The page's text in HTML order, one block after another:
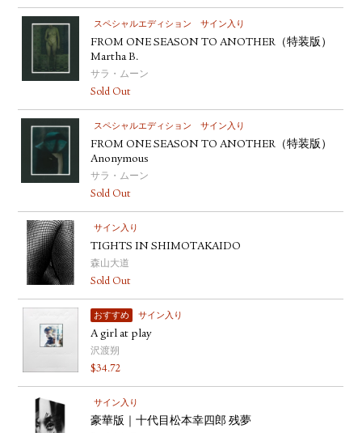
スペシャルエディション サイン入り
FROM ONE SEASON TO ANOTHER（特装版）
Martha B.
サラ・ムーン
Sold Out
スペシャルエディション サイン入り
FROM ONE SEASON TO ANOTHER（特装版）
Anonymous
サラ・ムーン
Sold Out
サイン入り
TIGHTS IN SHIMOTAKAIDO
森山大道
Sold Out
おすすめ サイン入り
A girl at play
沢渡朔
$34.72
サイン入り
豪華版｜十代目松本幸四郎 残夢
GALLERY
PUBLISHING
TWITTER
FACEBOOK
YOUTUBE